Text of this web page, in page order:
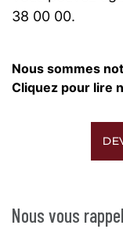
38 00 00.
Nous sommes
Cliquez pour lire
Nous vous